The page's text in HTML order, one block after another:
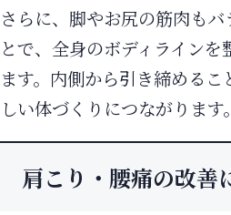
さらに、脚やお尻の筋肉も
とで、全身のボディラインを
ます。内側から引き締める
しい体づくりにつながります。
肩こり・腰痛の改善